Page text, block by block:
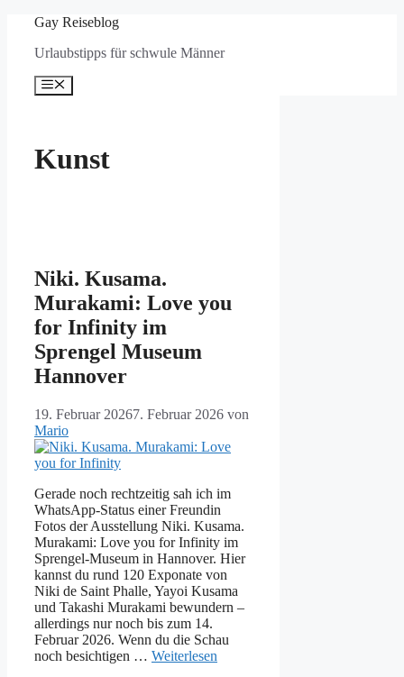
springen
Gay Reiseblog
Urlaubstipps für schwule Männer
Menü
Kunst
Niki. Kusama.
Murakami: Love you
for Infinity im
Sprengel Museum
Hannover
19. Februar 20267. Februar 2026 von
Mario
Gerade noch rechtzeitig sah ich im
WhatsApp-Status einer Freundin
Fotos der Ausstellung Niki. Kusama.
Murakami: Love you for Infinity im
Sprengel-Museum in Hannover. Hier
kannst du rund 120 Exponate von
Niki de Saint Phalle, Yayoi Kusama
und Takashi Murakami bewundern –
allerdings nur noch bis zum 14.
Februar 2026. Wenn du die Schau
noch besichtigen … Weiterlesen